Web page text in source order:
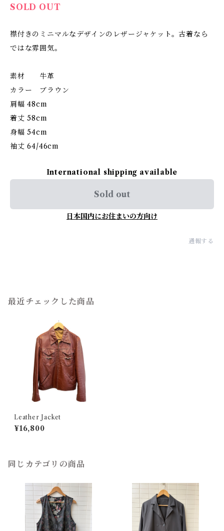
SOLD OUT
襟付きのミニマルなデザインのレザージャケット。古着なら
ではな雰囲気。
素材 牛革
カラー ブラウン
肩幅 48cm
着丈 58cm
身幅 54cm
袖丈 64/46cm
International shipping available
Sold out
日本国内にお住まいの方向け
通報する
最近チェックした商品
Leather Jacket
¥16,800
同じカテゴリの商品